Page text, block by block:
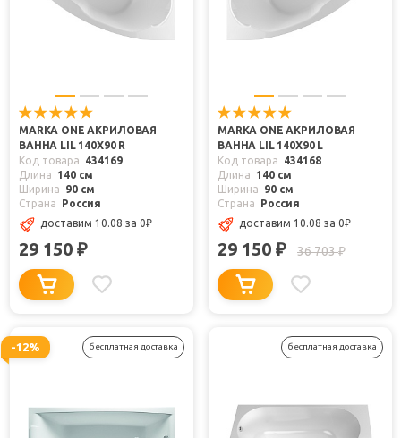
MARKA ONE АКРИЛОВАЯ
ВАННА LIL 140X90 R
Код товара
434169
Длина
140 см
Ширина
90 см
Страна
Россия
доставим 10.08 за 0₽
29 150 ₽
MARKA ONE АКРИЛОВАЯ
ВАННА LIL 140X90 L
Код товара
434168
Длина
140 см
Ширина
90 см
Страна
Россия
доставим 10.08 за 0₽
29 150 ₽ 36 703₽
-12% бесплатная доставка бесплатная доставка